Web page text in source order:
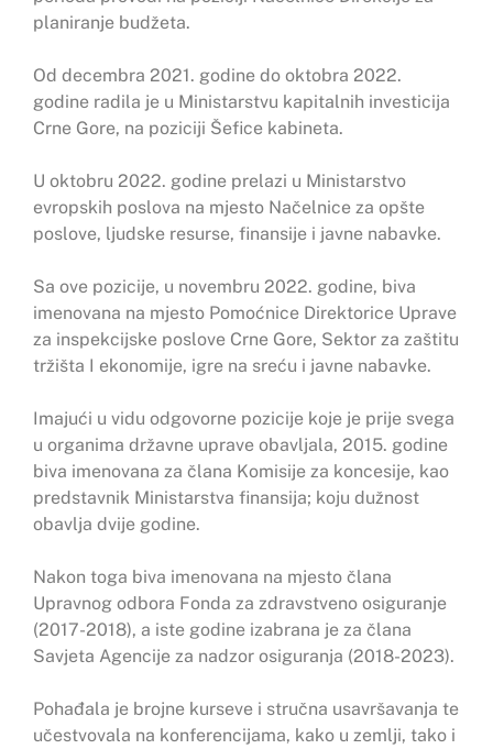
planiranje budžeta.
Od decembra 2021. godine do oktobra 2022.
godine radila je u Ministarstvu kapitalnih investicija
Crne Gore, na poziciji Šefice kabineta.
U oktobru 2022. godine prelazi u Ministarstvo
evropskih poslova na mjesto Načelnice za opšte
poslove, ljudske resurse, finansije i javne nabavke.
Sa ove pozicije, u novembru 2022. godine, biva
imenovana na mjesto Pomoćnice Direktorice Uprave
za inspekcijske poslove Crne Gore, Sektor za zaštitu
tržišta I ekonomije, igre na sreću i javne nabavke.
Imajući u vidu odgovorne pozicije koje je prije svega
u organima državne uprave obavljala, 2015. godine
biva imenovana za člana Komisije za koncesije, kao
predstavnik Ministarstva finansija; koju dužnost
obavlja dvije godine.
Nakon toga biva imenovana na mjesto člana
Upravnog odbora Fonda za zdravstveno osiguranje
(2017-2018), a iste godine izabrana je za člana
Savjeta Agencije za nadzor osiguranja (2018-2023).
Pohađala je brojne kurseve i stručna usavršavanja te
učestvovala na konferencijama, kako u zemlji, tako i